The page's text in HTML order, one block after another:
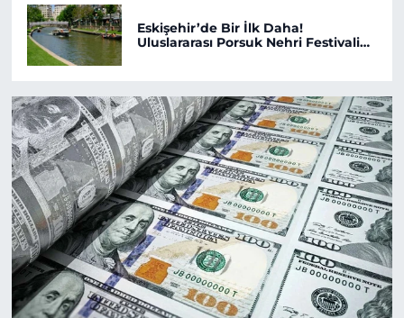
Eskişehir’de Bir İlk Daha!
Uluslararası Porsuk Nehri Festivali